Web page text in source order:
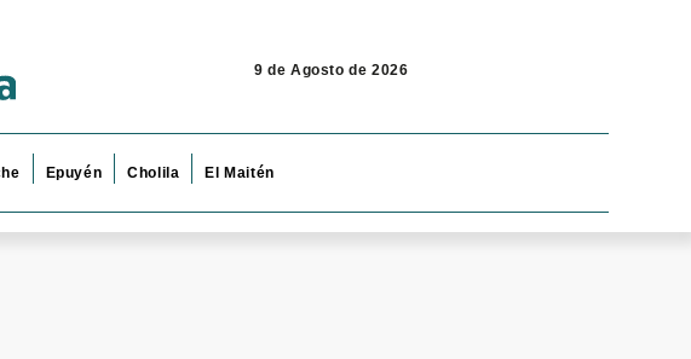
9 de Agosto de 2026
Epuyén Cholila El Maitén